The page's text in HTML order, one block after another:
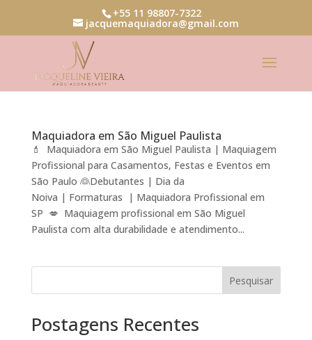
+55 11 98807-7322
jacquemaquiadora@gmail.com
Maquiadora em São Miguel Paulista
💄 Maquiadora em São Miguel Paulista | Maquiagem
Profissional para Casamentos, Festas e Eventos em
São Paulo 👰Debutantes | Dia da
Noiva | Formaturas | Maquiadora Profissional em
SP 💋 Maquiagem profissional em São Miguel
Paulista com alta durabilidade e atendimento...
Pesquisar
Postagens Recentes